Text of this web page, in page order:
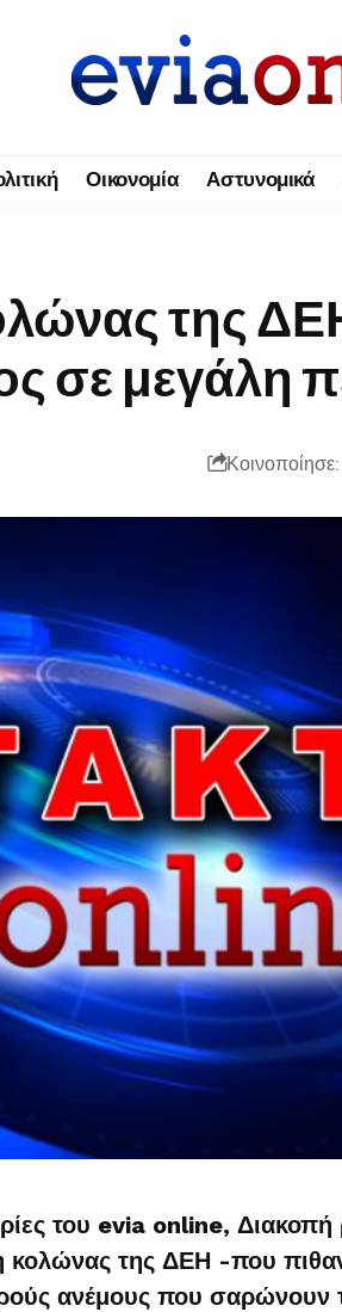
Οικονομία Αστυνομικά
της
σε μεγάλη
Κοινοποίησε:
του evia online, Διακοπή
της ΔΕΗ -που
ανέμους που σαρώνουν